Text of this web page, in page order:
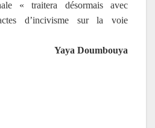
« traitera désormais avec
d’incivisme sur la voie
Yaya Doumbouya